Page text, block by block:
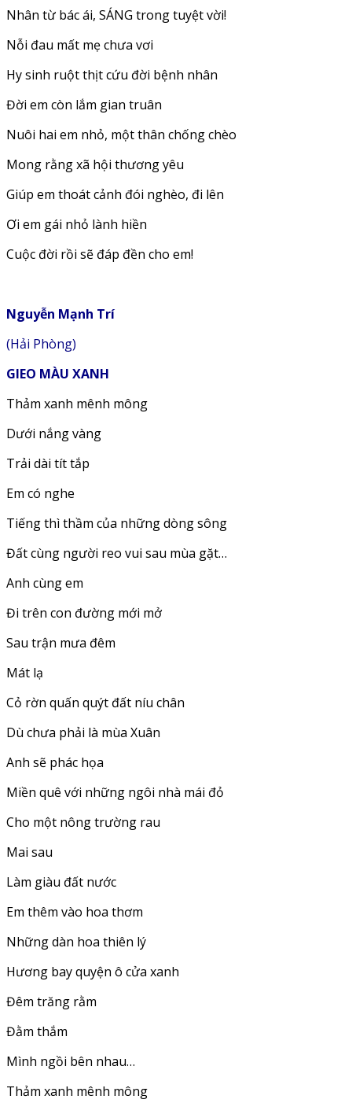
Nhân từ bác ái, SÁNG trong tuyệt vời!
Nỗi đau mất mẹ chưa vơi
Hy sinh ruột thịt cứu đời bệnh nhân
Đời em còn lắm gian truân
Nuôi hai em nhỏ, một thân chống chèo
Mong rằng xã hội thương yêu
Giúp em thoát cảnh đói nghèo, đi lên
Ơi em gái nhỏ lành hiền
Cuộc đời rồi sẽ đáp đền cho em!
Nguyễn Mạnh Trí
(Hải Phòng)
GIEO MÀU XANH
Thảm xanh mênh mông
Dưới nắng vàng
Trải dài tít tắp
Em có nghe
Tiếng thì thầm của những dòng sông
Đất cùng người reo vui sau mùa gặt…
Anh cùng em
Đi trên con đường mới mở
Sau trận mưa đêm
Mát lạ
Cỏ rờn quấn quýt đất níu chân
Dù chưa phải là mùa Xuân
Anh sẽ phác họa
Miền quê với những ngôi nhà mái đỏ
Cho một nông trường rau
Mai sau
Làm giàu đất nước
Em thêm vào hoa thơm
Những dàn hoa thiên lý
Hương bay quyện ô cửa xanh
Đêm trăng rằm
Đằm thắm
Mình ngồi bên nhau…
Thảm xanh mênh mông